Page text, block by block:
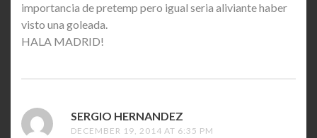
importancia de pretemp pero igual seria aliviante haber
visto una goleada.
HALA MADRID!
SERGIO HERNANDEZ
DECEMBER 19, 2014 AT 6:35 PM